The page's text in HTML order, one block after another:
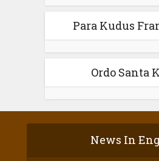
Para Kudus
Ordo Santa
News In